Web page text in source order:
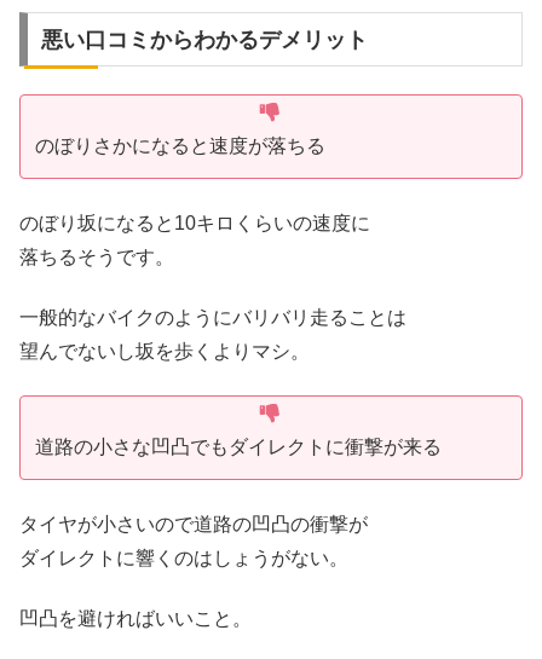
悪い口コミからわかるデメリット
のぼりさかになると速度が落ちる
のぼり坂になると10キロくらいの速度に
落ちるそうです。
一般的なバイクのようにバリバリ走ることは
望んでないし坂を歩くよりマシ。
道路の小さな凹凸でもダイレクトに衝撃が来る
タイヤが小さいので道路の凹凸の衝撃が
ダイレクトに響くのはしょうがない。
凹凸を避ければいいこと。